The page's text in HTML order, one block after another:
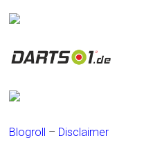
Blogroll – Disclaimer